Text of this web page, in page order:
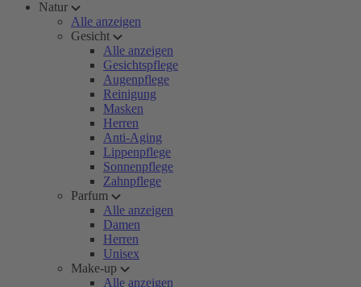
Natur
Alle anzeigen
Gesicht
Alle anzeigen
Gesichtspflege
Augenpflege
Reinigung
Masken
Herren
Anti-Aging
Lippenpflege
Sonnenpflege
Zahnpflege
Parfum
Alle anzeigen
Damen
Herren
Unisex
Make-up
Alle anzeigen